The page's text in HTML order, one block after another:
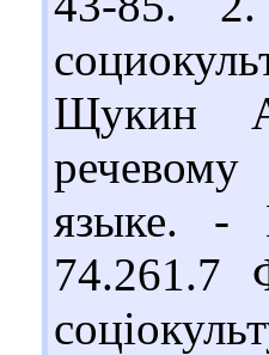
Щукин
языке.
74.261.7